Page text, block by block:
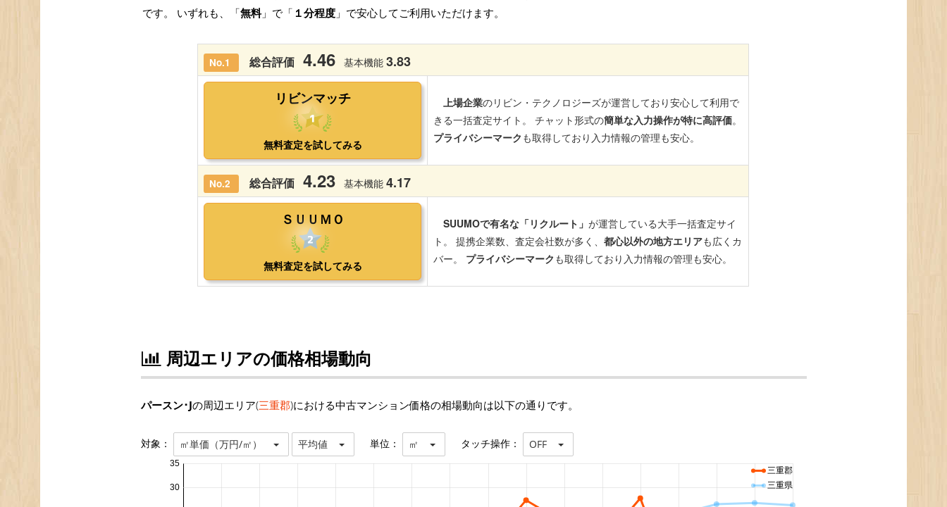
です。 いずれも、「無料」で「 １分程度 」で安心してご利用いただけます。
周辺エリアの価格相場動向
パースン･Jの周辺エリア(三重郡)における中古マンション価格の相場動向は以下の通りです。
対象： ㎡単価（万円/㎡） 平均値 単位： ㎡ タッチ操作： OFF
30
35
三重郡
三重県